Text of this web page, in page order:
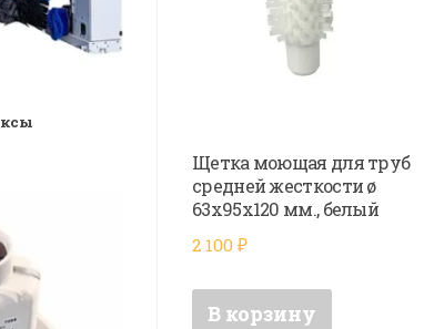
Щетка моющая для труб
средней жесткости ø
63х95х120 мм., белый
2 100 ₽
В корзину